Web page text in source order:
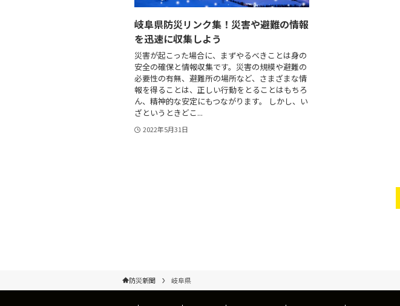
岐阜県防災リンク集！災害や避難の情報
を迅速に収集しよう
災害が起こった場合に、まずやるべきことは身の
安全の確保と情報収集です。災害の規模や避難の
必要性の有無、避難所の場所など、さまざまな情
報を得ることは、正しい行動をとることはもちろ
ん、精神的な安定にもつながります。 しかし、い
ざというときどこ...
2022年5月31日
防災新聞 岐阜県